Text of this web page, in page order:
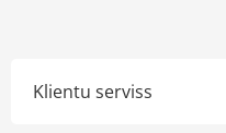
Klientu serviss